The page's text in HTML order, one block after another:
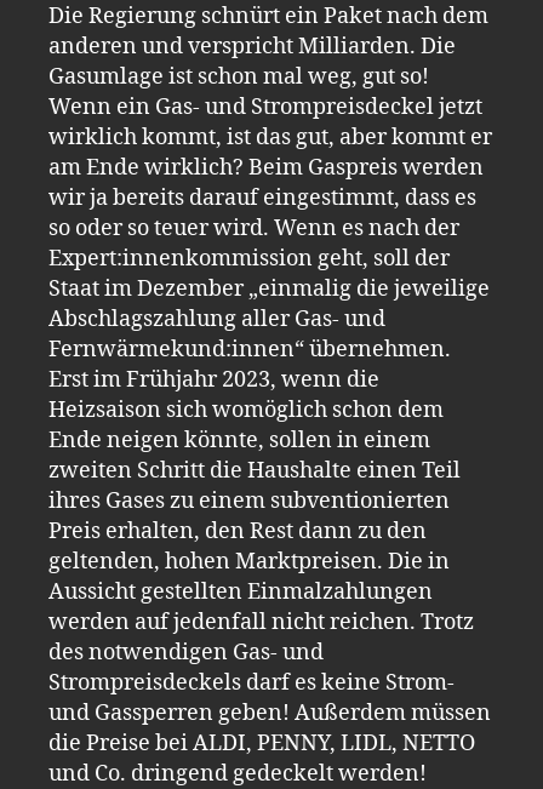
Die Regierung schnürt ein Paket nach dem
anderen und verspricht Milliarden. Die
Gasumlage ist schon mal weg, gut so!
Wenn ein Gas- und Strompreisdeckel jetzt
wirklich kommt, ist das gut, aber kommt er
am Ende wirklich? Beim Gaspreis werden
wir ja bereits darauf eingestimmt, dass es
so oder so teuer wird. Wenn es nach der
Expert:innenkommission geht, soll der
Staat im Dezember „einmalig die jeweilige
Abschlagszahlung aller Gas- und
Fernwärmekund:innen“ übernehmen.
Erst im Frühjahr 2023, wenn die
Heizsaison sich womöglich schon dem
Ende neigen könnte, sollen in einem
zweiten Schritt die Haushalte einen Teil
ihres Gases zu einem subventionierten
Preis erhalten, den Rest dann zu den
geltenden, hohen Marktpreisen. Die in
Aussicht gestellten Einmalzahlungen
werden auf jedenfall nicht reichen. Trotz
des notwendigen Gas- und
Strompreisdeckels darf es keine Strom-
und Gassperren geben! Außerdem müssen
die Preise bei ALDI, PENNY, LIDL, NETTO
und Co. dringend gedeckelt werden!